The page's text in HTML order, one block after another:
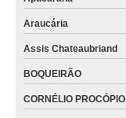
Araucária
Assis Chateaubriand
BOQUEIRÃO
CORNÉLIO PROCÓPIO